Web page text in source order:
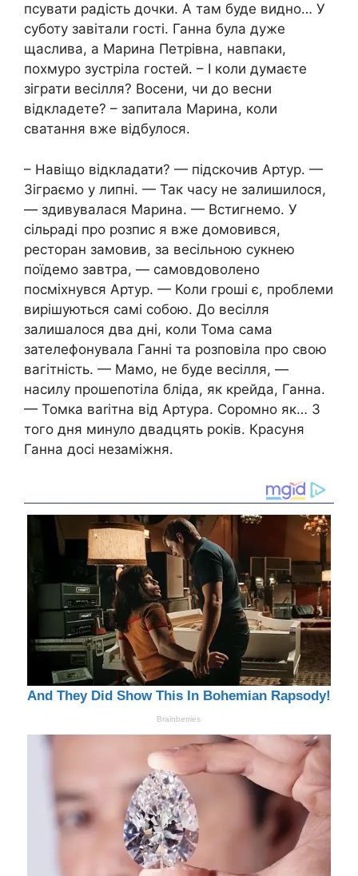
псувати радість дочки. А там буде видно… У
суботу завітали гості. Ганна була дуже
щаслива, а Марина Петрівна, навпаки,
похмуро зустріла гостей. – І коли думаєте
зіграти весілля? Восени, чи до весни
відкладете? – запитала Марина, коли
сватання вже відбулося.
– Навіщо відкладати? — підскочив Артур. —
Зіграємо у липні. — Так часу не залишилося,
— здивувалася Марина. — Встигнемо. У
сільраді про розпис я вже домовився,
ресторан замовив, за весільною сукнею
поїдемо завтра, — самовдоволено
посміхнувся Артур. — Коли гроші є, проблеми
вирішуються самі собою. До весілля
залишалося два дні, коли Тома сама
зателефонувала Ганні та розповіла про свою
вагітність. — Мамо, не буде весілля, —
насилу прошепотіла бліда, як крейда, Ганна.
— Томка ваrітна від Артура. Соромно як… З
того дня минуло двадцять років. Красуня
Ганна досі незаміжня.